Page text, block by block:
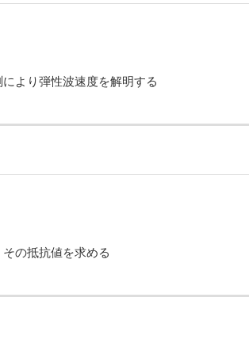
より弾性波速度を解明する
の抵抗値を求める